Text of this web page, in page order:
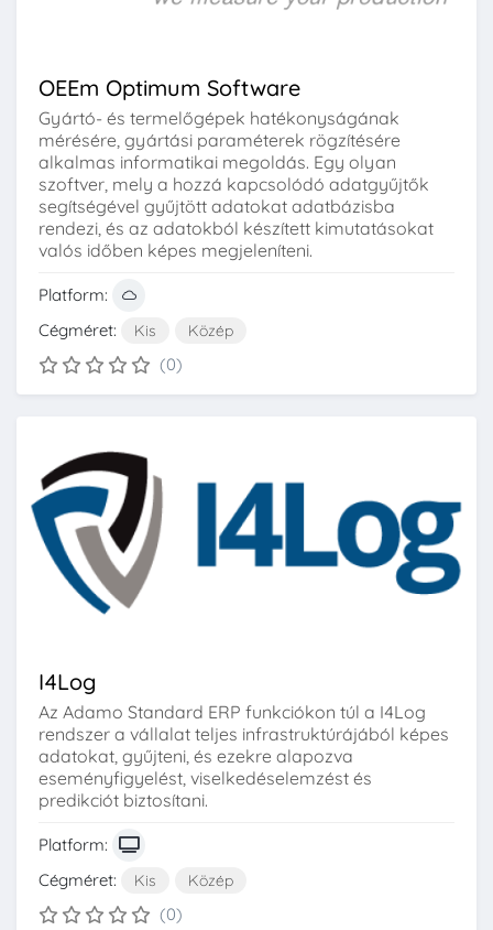
OEEm Optimum Software
Gyártó- és termelőgépek hatékonyságának
mérésére, gyártási paraméterek rögzítésére
alkalmas informatikai megoldás. Egy olyan
szoftver, mely a hozzá kapcsolódó adatgyűjtők
segítségével gyűjtött adatokat adatbázisba
rendezi, és az adatokból készített kimutatásokat
valós időben képes megjeleníteni.
Platform:
Cégméret:
Kis Közép
(0)
I4Log
Az Adamo Standard ERP funkciókon túl a I4Log
rendszer a vállalat teljes infrastruktúrájából képes
adatokat, gyűjteni, és ezekre alapozva
eseményfigyelést, viselkedéselemzést és
predikciót biztosítani.
Platform:
Cégméret:
Kis Közép
(0)